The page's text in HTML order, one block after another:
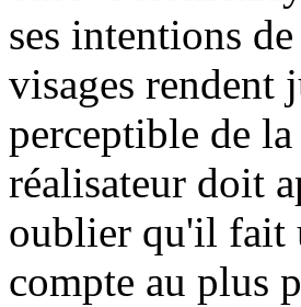
ses intentions
visages rendent
perceptible de
réalisateur doit
oublier qu'il fait
compte au plus